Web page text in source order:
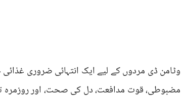
وٹامن ڈی مردوں کے لیے ایک انتہائی ضروری
مضبوطی، قوت مدافعت، دل کی صحت، اور روزمرہ